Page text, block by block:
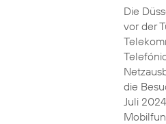
Die
vor der
die
Juli